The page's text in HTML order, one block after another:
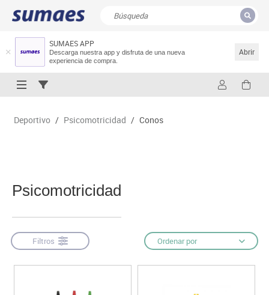
SUMAES APP
Descarga nuestra app y disfruta de una nueva
experiencia de compra.
Abrir
Resultados de la búsqueda
Deportivo / Psicomotricidad / Conos
Psicomotricidad
Filtros Ordenar por